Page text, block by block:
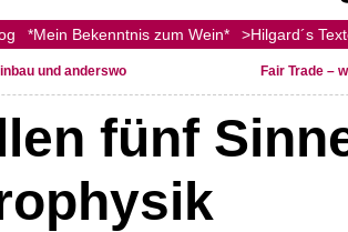
*Mein Bekenntnis zum Wein* >Hilgard´s
und anderswo Fair Trade –
fünf